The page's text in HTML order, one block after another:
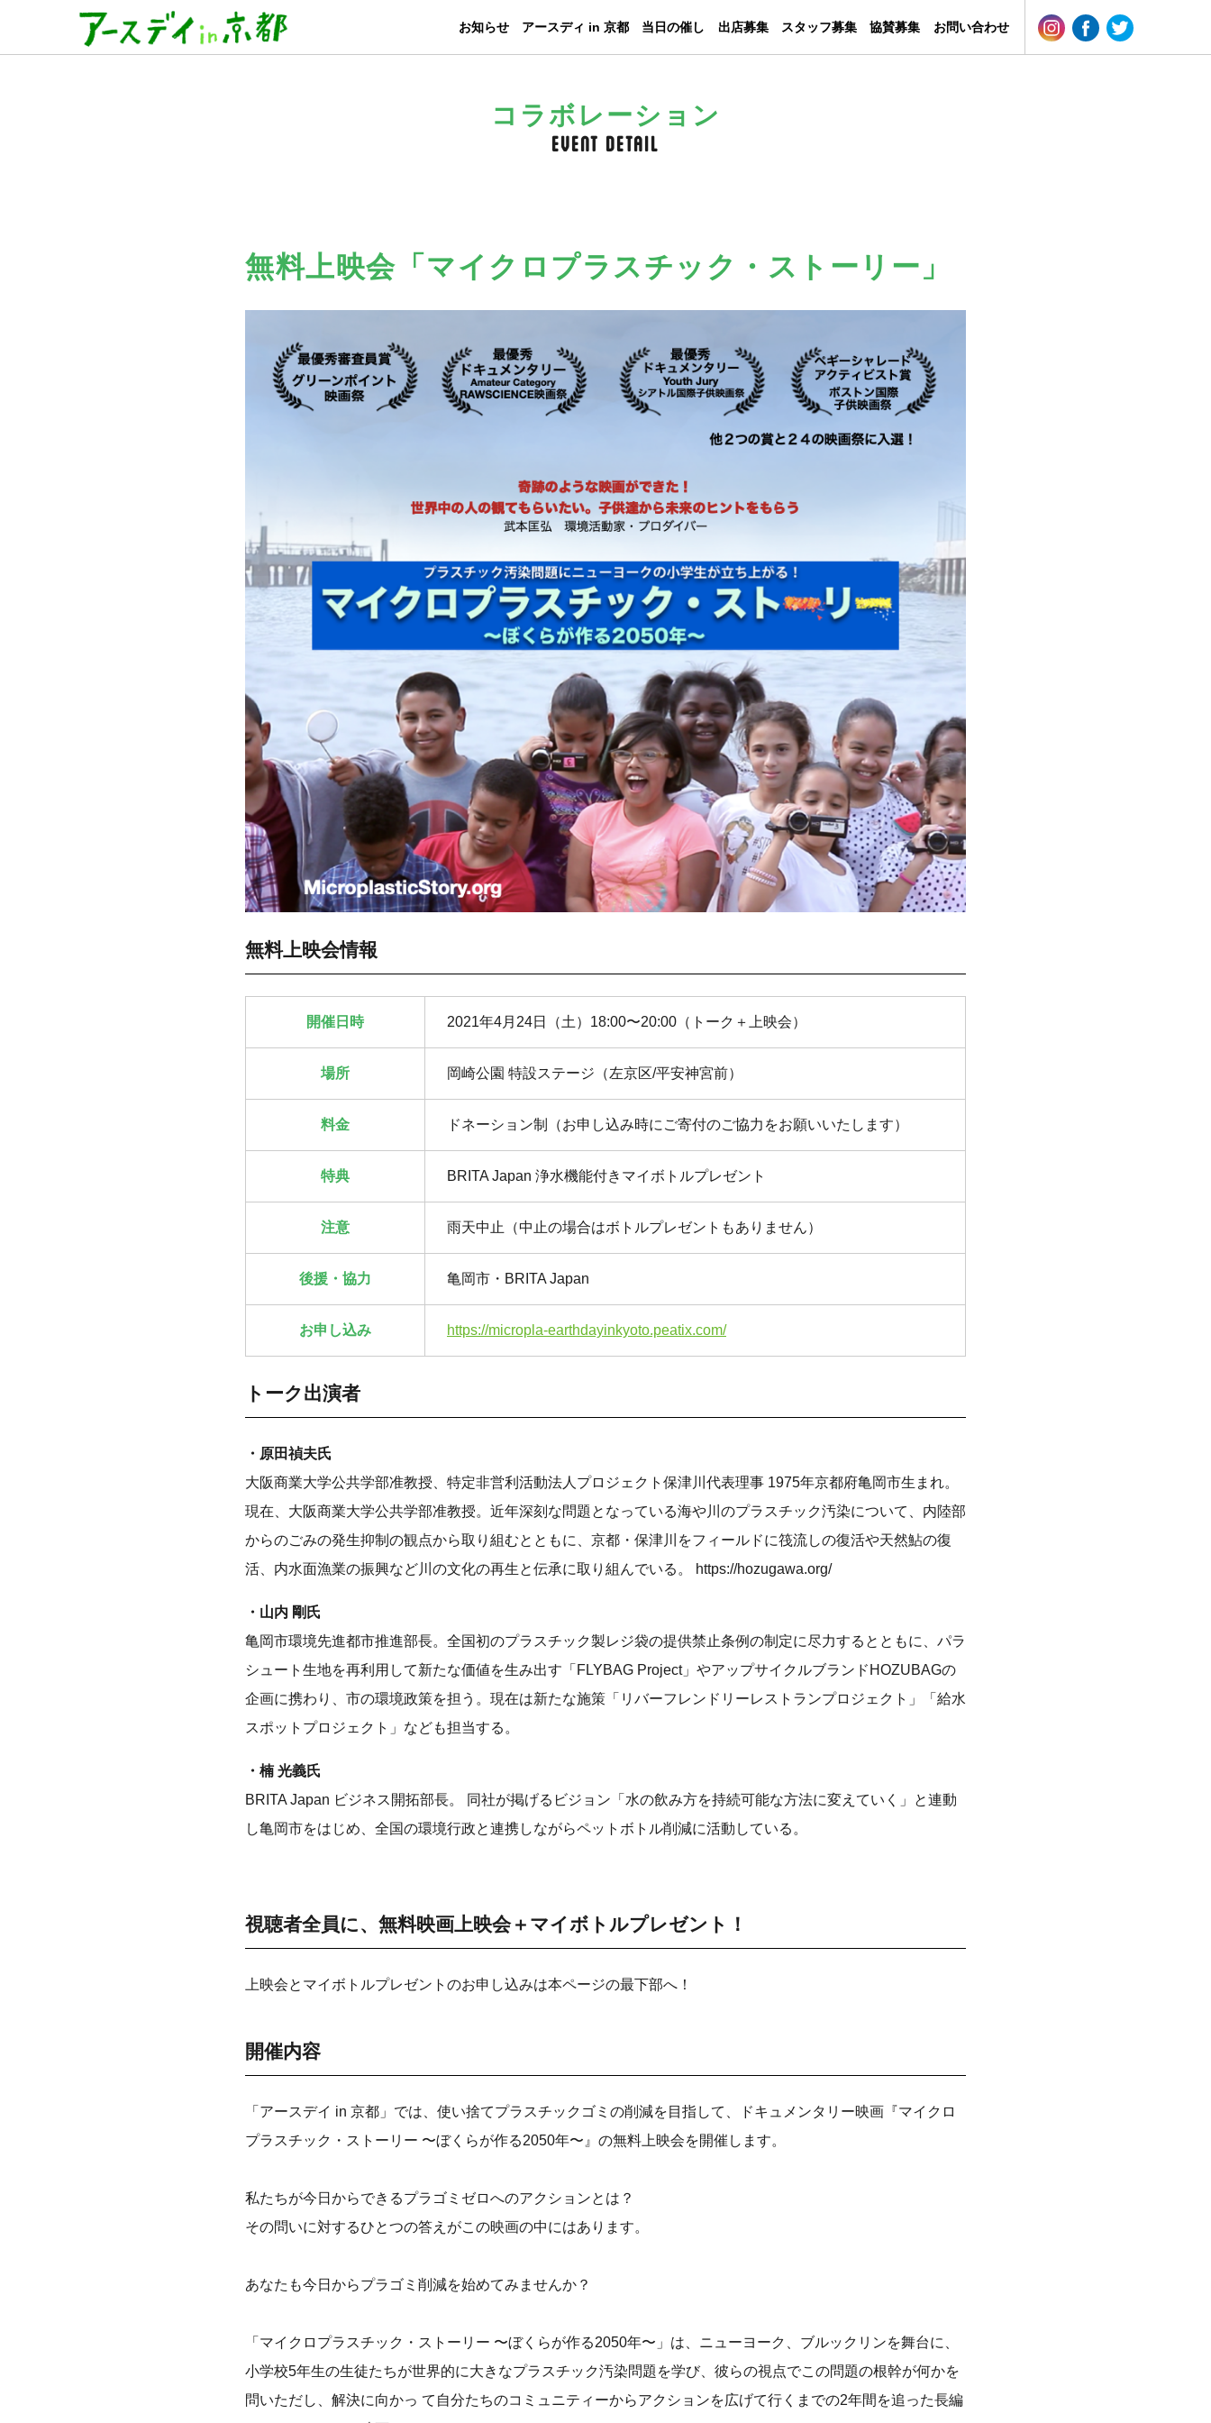
お知らせ アースディ in 京都 当日の催し 出店募集 スタッフ募集 協賛募集 お問い合わせ
コラボレーション
Event Detail
無料上映会「マイクロプラスチック・ストーリー」
無料上映会情報
開催日時 2021年4月24日（土）18:00〜20:00（トーク＋上映会）
場所 岡崎公園 特設ステージ（左京区/平安神宮前）
料金 ドネーション制（お申し込み時にご寄付のご協力をお願いいたします）
特典 BRITA Japan 浄水機能付きマイボトルプレゼント
注意 雨天中止（中止の場合はボトルプレゼントもありません）
後援・協力 亀岡市・BRITA Japan
お申し込み https://micropla-earthdayinkyoto.peatix.com/
トーク出演者
・原田禎夫氏
大阪商業大学公共学部准教授、特定非営利活動法人プロジェクト保津川代表理事 1975年京都府亀岡市生まれ。
現在、大阪商業大学公共学部准教授。近年深刻な問題となっている海や川のプラスチック汚染について、内陸部
からのごみの発生抑制の観点から取り組むとともに、京都・保津川をフィールドに筏流しの復活や天然鮎の復
活、内水面漁業の振興など川の文化の再生と伝承に取り組んでいる。 https://hozugawa.org/
・山内 剛氏
亀岡市環境先進都市推進部長。全国初のプラスチック製レジ袋の提供禁止条例の制定に尽力するとともに、パラ
シュート生地を再利用して新たな価値を生み出す「FLYBAG Project」やアップサイクルブランドHOZUBAGの
企画に携わり、市の環境政策を担う。現在は新たな施策「リバーフレンドリーレストランプロジェクト」「給水
スポットプロジェクト」なども担当する。
・楠 光義氏
BRITA Japan ビジネス開拓部長。 同社が掲げるビジョン「水の飲み方を持続可能な方法に変えていく」と連動
し亀岡市をはじめ、全国の環境行政と連携しながらペットボトル削減に活動している。
視聴者全員に、無料映画上映会＋マイボトルプレゼント！
上映会とマイボトルプレゼントのお申し込みは本ページの最下部へ！
開催内容
「アースデイ in 京都」では、使い捨てプラスチックゴミの削減を目指して、ドキュメンタリー映画『マイクロ
プラスチック・ストーリー 〜ぼくらが作る2050年〜』の無料上映会を開催します。
私たちが今日からできるプラゴミゼロへのアクションとは？
その問いに対するひとつの答えがこの映画の中にはあります。
あなたも今日からプラゴミ削減を始めてみませんか？
「マイクロプラスチック・ストーリー 〜ぼくらが作る2050年〜」は、ニューヨーク、ブルックリンを舞台に、
小学校5年生の生徒たちが世界的に大きなプラスチック汚染問題を学び、彼らの視点でこの問題の根幹が何かを
問いただし、解決に向かっ て自分たちのコミュニティーからアクションを広げて行くまでの2年間を追った長編